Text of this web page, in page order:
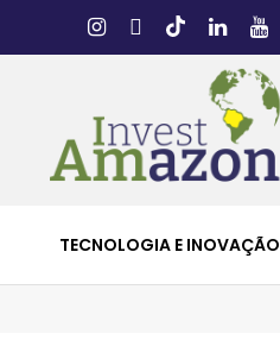
TECNOLOGIA E INOVAÇÃO